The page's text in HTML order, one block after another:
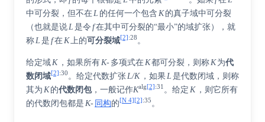
中可分裂，但不在L 的任何一个包含 K 的真子域中可分裂
（也就是说L 是令 f在其中可分裂的“最小”的域扩张），就
称L 是 f在K上的可分裂域 [2] :28。
给定域K ，如果所有K- 多项式在K都可分裂，则称K 为代
数闭域 [2] :30。给定代数扩张 L/K ，如果 L 是代数闭域，则称
其为 K 的代数闭包，一般记作Kalg [2] :31。给定 K ，则它所有
的代数闭包都是 K- 同构的 [N 4] [2] :35。